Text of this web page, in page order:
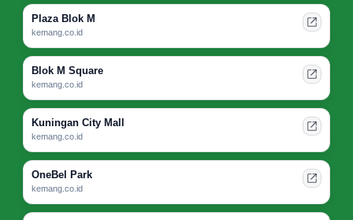
Plaza Blok M
kemang.co.id
Blok M Square
kemang.co.id
Kuningan City Mall
kemang.co.id
OneBel Park
kemang.co.id